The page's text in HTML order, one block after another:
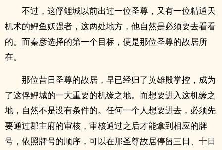
不过，这俘鲤城以前出过一位圣尊，又有一位精通天
机术的鲤鱼妖强者，这两处地方，他自然是必须要去看看
的。而秦彦选择的第一个目标，便是那位圣尊的故居所
在。
那位昔日圣尊的故居，早已经归了英雄殿掌控，成为
了这俘鲤城的一大重要的机缘之地。而想要进入这机缘之
地，自然不是没有条件的。任何一个人想要进去，必须先
要通过郡主府的审核，审核通过之后才能拿到相应的牌
号，依照牌号的顺序，可以在那圣尊故居停留三日、十日